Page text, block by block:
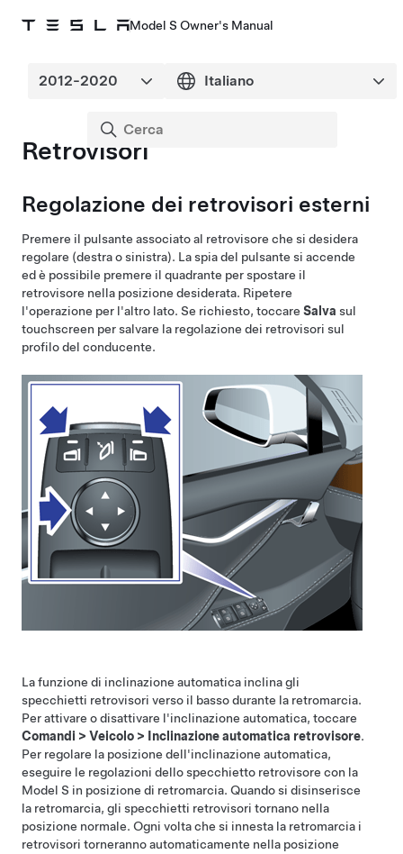
Model S Owner's Manual
Retrovisori
Regolazione dei retrovisori esterni
Premere il pulsante associato al retrovisore che si desidera
regolare (destra o sinistra). La spia del pulsante si accende
ed è possibile premere il quadrante per spostare il
retrovisore nella posizione desiderata. Ripetere
l'operazione per l'altro lato. Se richiesto, toccare Salva sul
touchscreen per salvare la regolazione dei retrovisori sul
profilo del conducente.
La funzione di inclinazione automatica inclina gli
specchietti retrovisori verso il basso durante la retromarcia.
Per attivare o disattivare l'inclinazione automatica, toccare
Comandi > Veicolo > Inclinazione automatica retrovisore.
Per regolare la posizione dell'inclinazione automatica,
eseguire le regolazioni dello specchietto retrovisore con la
Model S in posizione di retromarcia. Quando si disinserisce
la retromarcia, gli specchietti retrovisori tornano nella
posizione normale. Ogni volta che si innesta la retromarcia i
retrovisori torneranno automaticamente nella posizione